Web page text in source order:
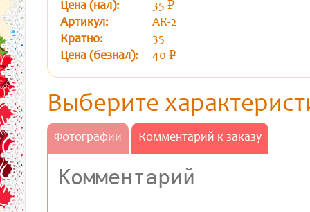
Цена (нал): 35 p
Артикул:
АК-2
Кратно:
35
Цена (безнал):
40 p
Выберите
Фотографии Комментарий к заказу